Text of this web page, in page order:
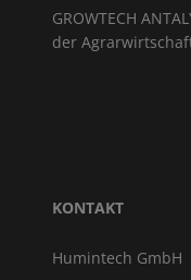
GROWTECH
der
KONTAKT
Humintech GmbH